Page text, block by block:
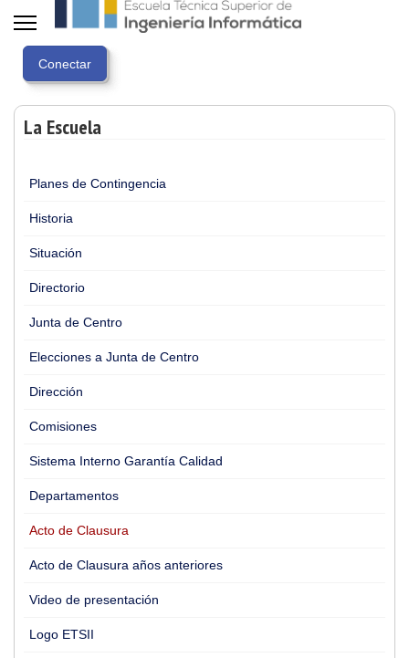
La Escuela
Planes de Contingencia
Historia
Situación
Directorio
Junta de Centro
Elecciones a Junta de Centro
Dirección
Comisiones
Sistema Interno Garantía Calidad
Departamentos
Acto de Clausura
Acto de Clausura años anteriores
Video de presentación
Logo ETSII